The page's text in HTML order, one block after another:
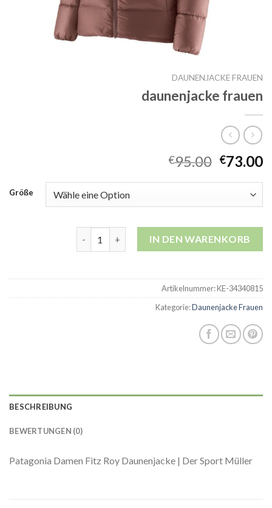
DAUNENJACKE FRAUEN
daunenjacke frauen
€95.00 €73.00
Größe
daunenjacke frauen MengeIN DEN WARENKORB
Artikelnummer:KE-34340815
Kategorie:Daunenjacke Frauen
BESCHREIBUNG
BEWERTUNGEN (0)
Patagonia Damen Fitz Roy Daunenjacke | Der Sport Müller